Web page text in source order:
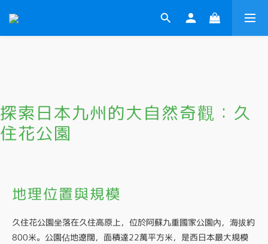
探索日本九州的大自然奇觀：久
住花公園
地理位置與規模
久住花公園坐落在久住高原上，位於阿蘇九重國家公園內，海拔約
800米。公園佔地遼闊，面積達22萬平方米，是西日本最大規模